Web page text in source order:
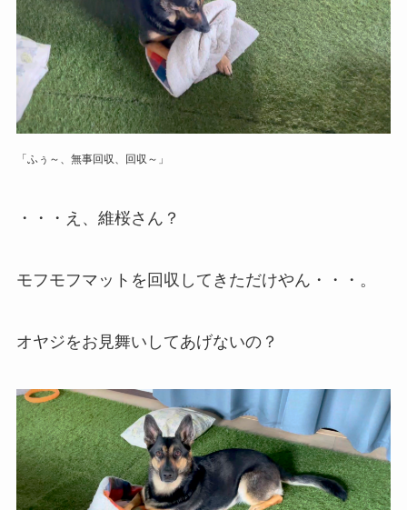
「ふぅ～、無事回収、回収～」
・・・え、維桜さん？
モフモフマットを回収してきただけやん・・・。
オヤジをお見舞いしてあげないの？